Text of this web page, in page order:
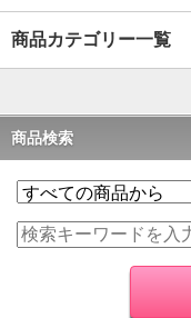
商品カテゴリー一覧
商品検索